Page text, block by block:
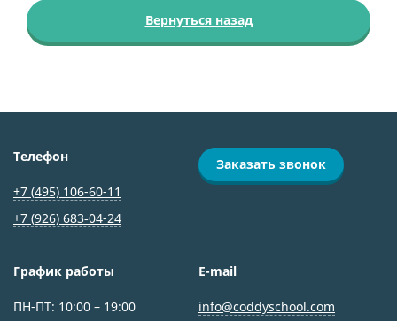
Вернуться назад
Телефон
+7 (495) 106-60-11
+7 (926) 683‑04-24
Заказать звонок
График работы
ПН-ПТ: 10:00 – 19:00
E-mail
info@coddyschool.com